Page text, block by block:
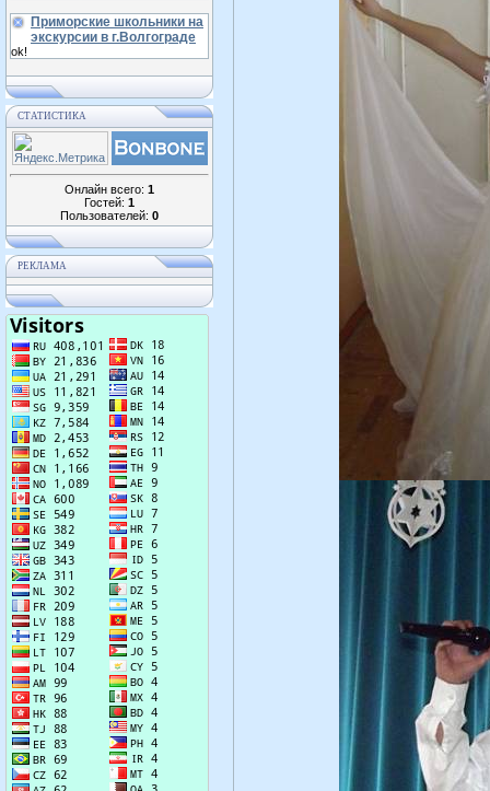
Приморские школьники на
экскурсии в г.Волгограде
ok!
СТАТИСТИКА
Онлайн всего: 1
Гостей: 1
Пользователей: 0
РЕКЛАМА